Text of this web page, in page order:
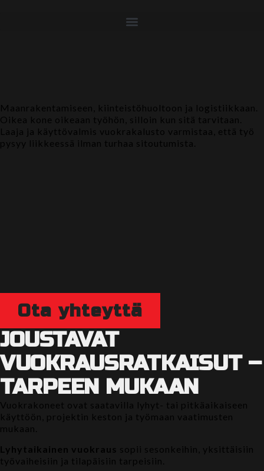
Maanrakentamiseen, kiinteistöhuoltoon ja logistiikkaan.
Oikea kone oikeaan työhön, silloin kun sitä tarvitaan.
Laaja ja käyttövalmis vuokrakalusto varmistaa, että työ
pysyy liikkeessä ilman turhaa sitoutumista.
Ota yhteyttä
JOUSTAVAT
VUOKRAUSRATKAISUT –
TARPEEN MUKAAN
Vuokrakoneet ovat saatavilla lyhyt- tai pitkäaikaiseen
käyttöön, projektin keston ja työmaan vaatimusten
mukaan.
Lyhytaikainen vuokraus sopii sesonkeihin, yksittäisiin
työvaiheisiin ja tilapäisiin tarpeisiin.